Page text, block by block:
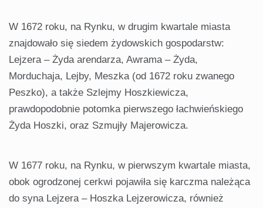
W 1672 roku, na Rynku, w drugim kwartale miasta
znajdowało się siedem żydowskich gospodarstw:
Lejzera – Żyda arendarza, Awrama – Żyda,
Morduchaja, Lejby, Meszka (od 1672 roku zwanego
Peszko), a także Szlejmy Hoszkiewicza,
prawdopodobnie potomka pierwszego łachwieńskiego
Żyda Hoszki, oraz Szmujły Majerowicza.
W 1677 roku, na Rynku, w pierwszym kwartale miasta,
obok ogrodzonej cerkwi pojawiła się karczma należąca
do syna Lejzera – Hoszka Lejzerowicza, również